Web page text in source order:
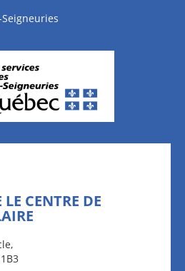
CENTRE DE